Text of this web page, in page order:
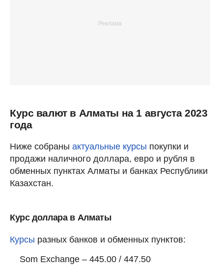
Курс валют в Алматы на 1 августа 2023
года
Ниже собраны актуальные курсы покупки и
продажи наличного доллара, евро и рубля в
обменных пунктах Алматы и банках Республики
Казахстан.
Курс доллара в Алматы
Курсы разных банков и обменных пунктов:
Som Exchange – 445.00 / 447.50